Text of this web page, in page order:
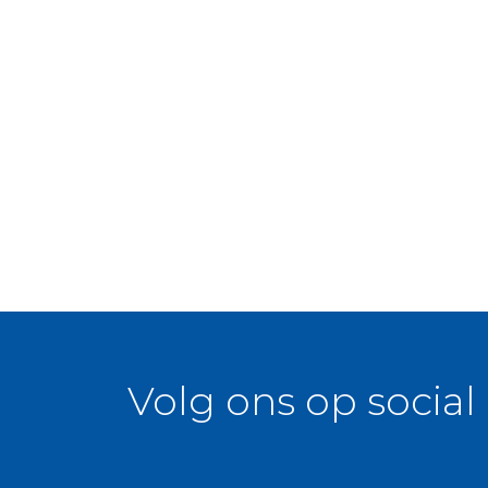
-Recente verhuurdersverklaring of
Volg ons op social